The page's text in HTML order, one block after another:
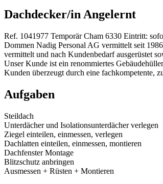
Dachdecker/in Angelernt
Ref. 1041977 Temporär Cham 6330 Eintritt:
Dommen Nadig Personal AG vermittelt seit
vermittelt und nach Kundenbedarf ausgerüstet
Unser Kunde ist ein renommiertes
Kunden überzeugt durch eine fachkompetente,
Aufgaben
Steildach
Unterdächer und Isolationsunterdächer verlegen
Ziegel einteilen, einmessen, verlegen
Dachlatten einteilen, einmessen, montieren
Dachfenster Montage
Blitzschutz anbringen
Ausmessen + Rüsten + Montieren